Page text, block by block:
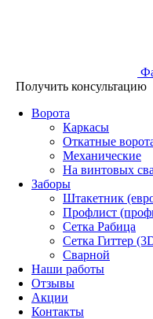
Получить консультацию
Ворота
Каркасы
Откатные
Механические
На винтовых
Заборы
Штакетник
Профлист
Сетка Рабица
Сетка Гиттер
Сварной
Наши работы
Отзывы
Акции
Контакты